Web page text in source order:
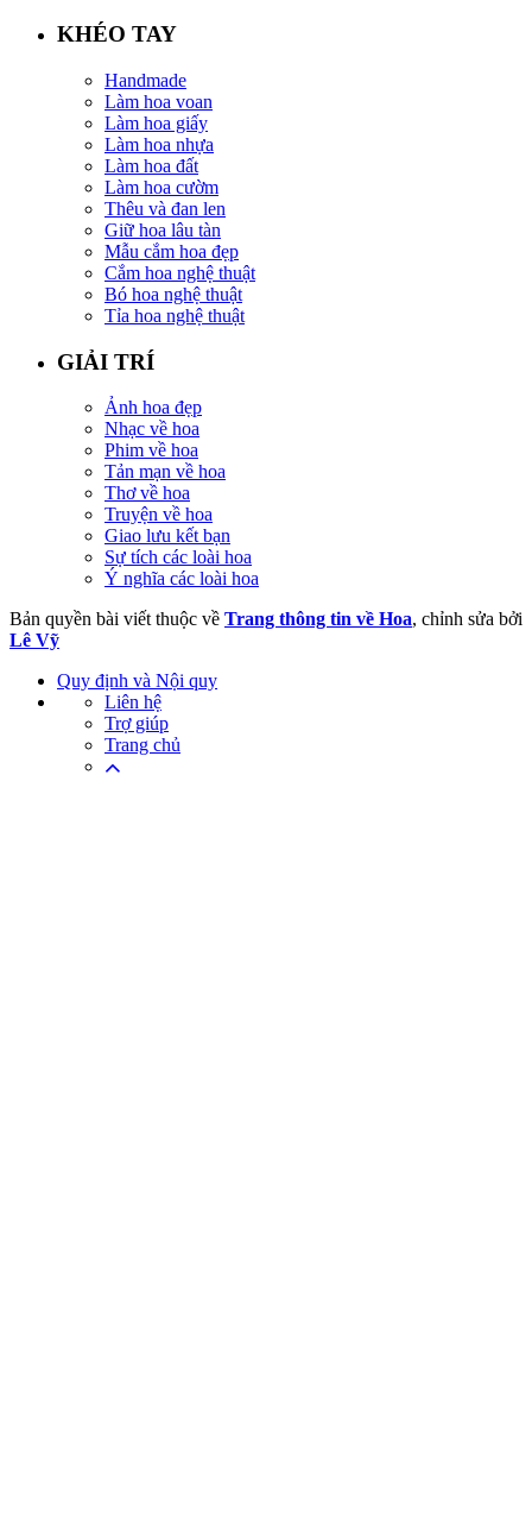
KHÉO TAY
Handmade
Làm hoa voan
Làm hoa giấy
Làm hoa nhựa
Làm hoa đất
Làm hoa cườm
Thêu và đan len
Giữ hoa lâu tàn
Mẫu cắm hoa đẹp
Cắm hoa nghệ thuật
Bó hoa nghệ thuật
Tỉa hoa nghệ thuật
GIẢI TRÍ
Ảnh hoa đẹp
Nhạc về hoa
Phim về hoa
Tản mạn về hoa
Thơ về hoa
Truyện về hoa
Giao lưu kết bạn
Sự tích các loài hoa
Ý nghĩa các loài hoa
Bản quyền bài viết thuộc về Trang thông tin về Hoa, chỉnh sửa bởi
Lê Vỹ
Quy định và Nội quy
Liên hệ
Trợ giúp
Trang chủ